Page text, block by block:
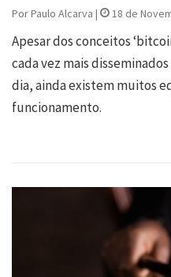
Por Paulo Alcarva | 18 de
Apesar dos conceitos
cada vez mais
dia, ainda existem muitos
funcionamento.